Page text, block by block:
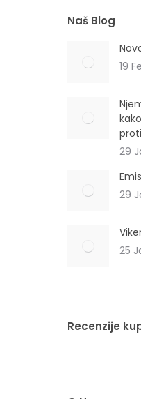
Naš Blog
19
29
29
25
Recenzije